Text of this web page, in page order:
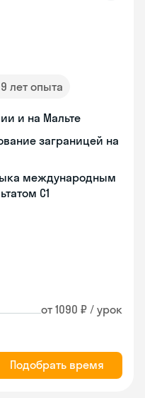
9 лет опыта
и на Мальте
заграницей на
международным
C1
от 1090 ₽ / урок
Подобрать время